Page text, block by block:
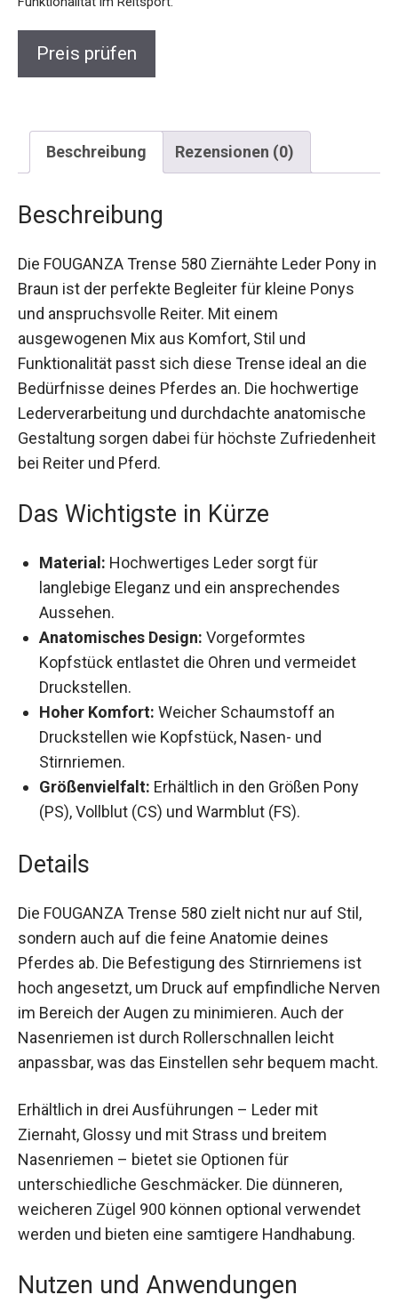
Beschreibung Rezensionen (0)
Beschreibung
in Braun ist der perfekte Begleiter für kleine
Ponys und anspruchsvolle Reiter. Mit einem
ausgewogenen Mix aus Komfort, Stil und
Funktionalität passt sich diese Trense ideal an die
Bedürfnisse deines Pferdes an. Die hochwertige
Lederverarbeitung und durchdachte anatomische
Gestaltung sorgen dabei für höchste
Zufriedenheit bei Reiter und Pferd.
Das Wichtigste in Kürze
langlebige Eleganz und ein ansprechendes
Aussehen.
Anatomisches Design:
Kopfstück entlastet die Ohren und vermeidet
Druckstellen.
Hoher Komfort:
Druckstellen wie Kopfstück, Nasen- und
Stirnriemen.
Größenvielfalt:
(PS), Vollblut (CS) und Warmblut (FS).
Details
sondern auch auf die feine Anatomie deines
Pferdes ab. Die Befestigung des Stirnriemens ist
hoch angesetzt, um Druck auf empfindliche
Nerven im Bereich der Augen zu minimieren.
Auch der Nasenriemen ist durch Rollerschnallen
leicht anpassbar, was das Einstellen sehr
bequem macht.
Erhältlich in drei Ausführungen – Leder mit
Ziernaht, Glossy und mit Strass und breitem
Nasenriemen – bietet sie Optionen für
unterschiedliche Geschmäcker. Die dünneren,
weicheren Zügel 900 können optional verwendet
werden und bieten eine samtigere Handhabung.
Nutzen und Anwendungen